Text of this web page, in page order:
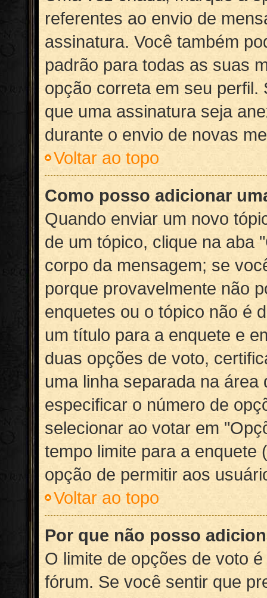
referentes ao envio de
assinatura. Você também
padrão para todas as suas
opção correta em seu
que uma assinatura seja
durante o envio de novas
Voltar ao topo
Como posso adicionar
Quando enviar um novo
de um tópico, clique na aba
corpo da mensagem; se
porque provavelmente não
enquetes ou o tópico não é
um título para a enquete e
duas opções de voto,
uma linha separada na
especificar o número de
selecionar ao votar em
tempo limite para a enquete
opção de permitir aos
Voltar ao topo
Por que não posso
O limite de opções de voto
fórum. Se você sentir que